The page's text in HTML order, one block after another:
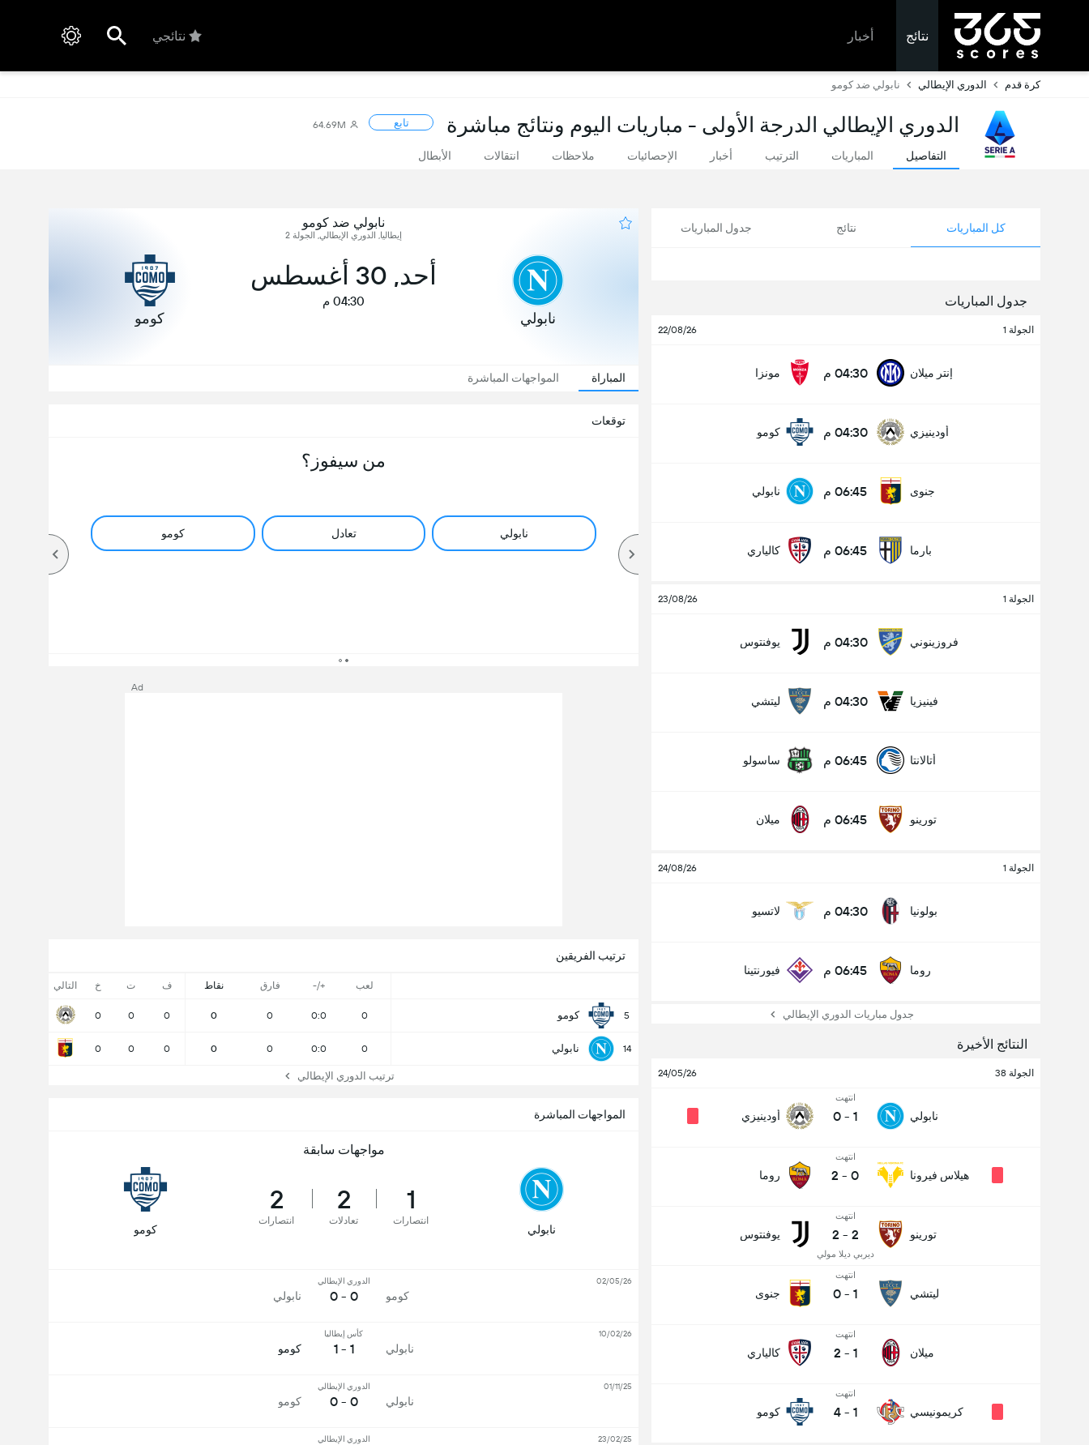
نتائج أخبار نتائجي
كرة قدم الدوري الإيطالي نابولي ضد كومو
الدوري الإيطالي الدرجة الأولى - مباريات اليوم ونتائج مباشرة تابع 64.69M
التفاصيل المباريات الترتيب أخبار الإحصائيات ملاحظات انتقالات الأبطال
كل المباريات نتائج جدول المباريات
جدول المباريات
الجولة 1 22/08/26
إنتر ميلان 04:30 م مونزا
أودينيزي 04:30 م كومو
جنوى 06:45 م نابولي
بارما 06:45 م كالياري
الجولة 1 23/08/26
فروزينوني 04:30 م يوفنتوس
فينيزيا 04:30 م ليتشي
أتالانتا 06:45 م ساسولو
تورينو 06:45 م ميلان
الجولة 1 24/08/26
بولونيا 04:30 م لاتسيو
روما 06:45 م فيورنتينا
جدول مباريات الدوري الإيطالي
النتائج الأخيرة
الجولة 38 24/05/26
نابولي
انتهت
1
-
0 أودينيزي
هيلاس فيرونا
انتهت
0
-
2 روما
تورينو
انتهت
2
-
2
ديربي ديلا مولي
يوفنتوس
ليتشي
انتهت
1
-
0 جنوى
ميلان
انتهت
1
-
2 كالياري
كريمونيسي
انتهت
1
-
4 كومو
نابولي ضد كومو
إيطاليا, الدوري الإيطالي, الجولة 2
نابولي
أحد, 30 أغسطس
04:30 م
كومو
المباراة المواجهات المباشرة
توقعات
من سيفوز؟
نابولي تعادل كومو
ترتيب الفريقين
لعب +/- فارق نقاط ف ت خ التالي
5 كومو 0
0:0
0
0
0
0
0
14 نابولي 0
0:0
0
0
0
0
0
ترتيب الدوري الإيطالي
المواجهات المباشرة
مواجهات سابقة
نابولي
1
انتصارات
2
تعادلات
2
انتصارات
كومو
كومو
الدوري الإيطالي
0 - 0 نابولي
02/05/26
نابولي
كأس إيطاليا
1 - 1 كومو
10/02/26
نابولي
الدوري الإيطالي
0 - 0 كومو
01/11/25
الدوري الإيطالي 23/02/25
Ad